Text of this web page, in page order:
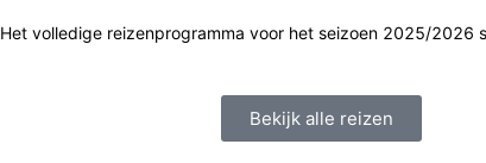
Het volledige reizenprogramma voor het seizoen 2025/2026
Bekijk alle reizen